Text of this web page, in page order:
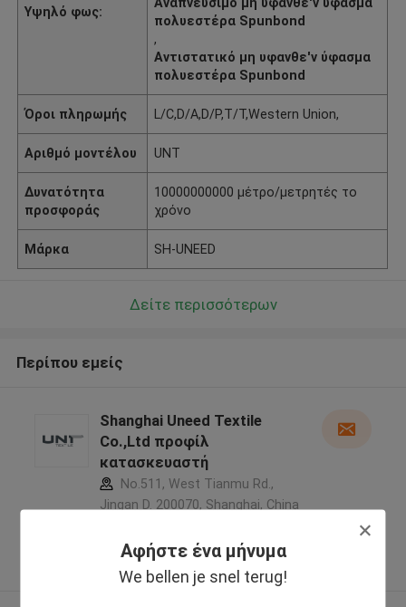
Αφήστε ένα μήνυμα
We bellen je snel terug!
Υψηλό φως:
πολυεστέρα Spunbond
,
Αντιστατικό μη υφανθε'ν ύφασμα
πολυεστέρα Spunbond
Όροι πληρωμής L/C,D/A,D/P,T/T,Western Union,
Αριθμό μοντέλου UNT
Δυνατότητα
προσφοράς
10000000000 μέτρο/μετρητές το
χρόνο
Μάρκα SH-UNEED
Δείτε περισσότερων
Περίπου εμείς
Shanghai Uneed Textile
Co.,Ltd προφίλ
κατασκευαστή
No.511, West Tianmu Rd.,
Jingan D. 200070, Shanghai, China
5.0
Ελεγχμένος προμηθευτής